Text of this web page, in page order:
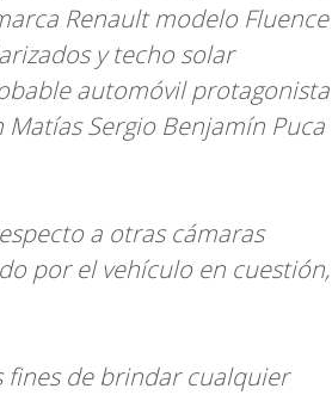
Renault modelo Fluence
y techo solar
automóvil protagonista
Sergio Benjamín Puca
a otras cámaras
por el vehículo en cuestión,
fines de brindar cualquier